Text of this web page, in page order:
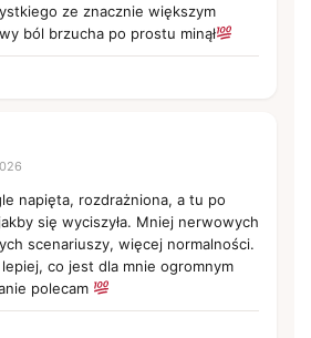
ze znacznie większym
ból brzucha po prostu minął
napięta, rozdrażniona, a tu po
się wyciszyła. Mniej nerwowych
scenariuszy, więcej normalności.
co jest dla mnie ogromnym
polecam